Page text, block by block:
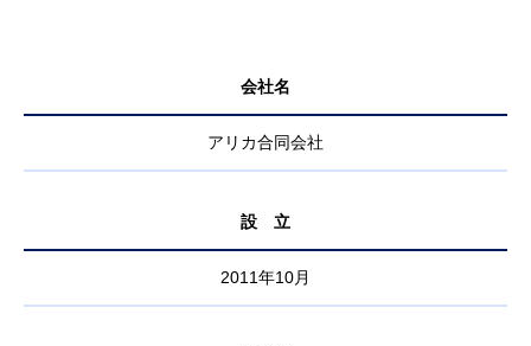
会社名
アリカ合同会社
設 立
2011年10月